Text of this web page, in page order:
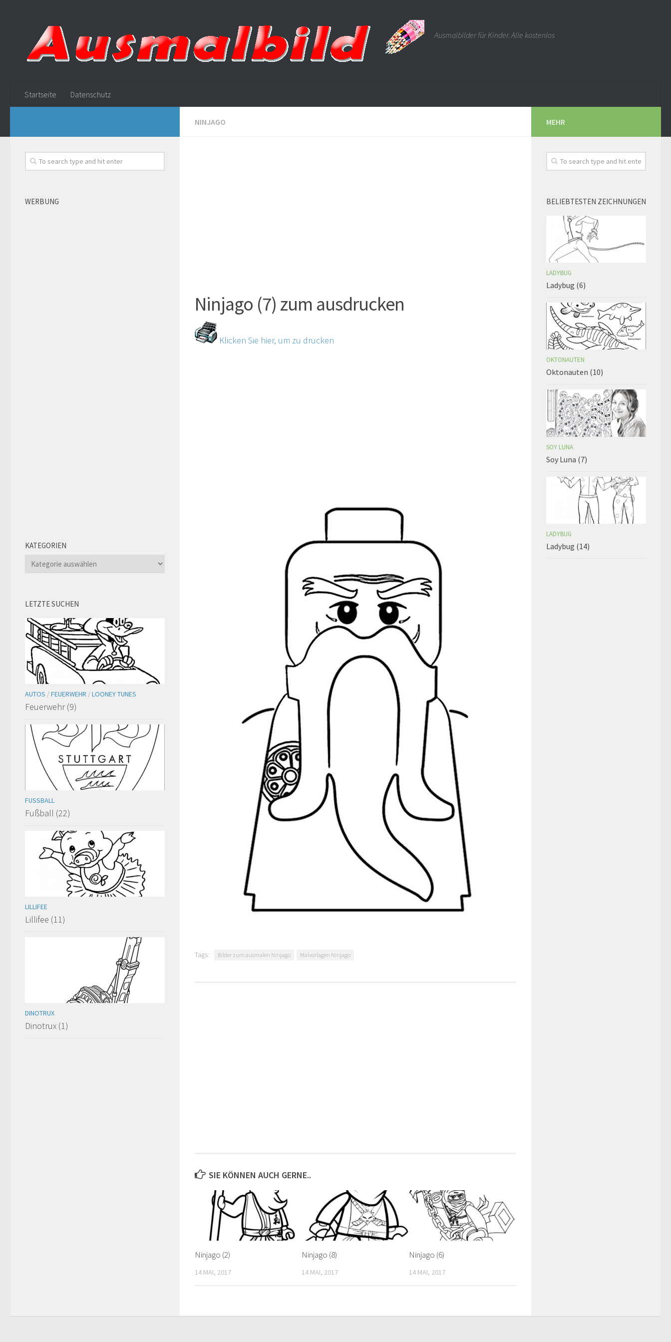
Ausmalbilder für Kinder. Alle kostenlos
Startseite Datenschutz
NINJAGO
Ninjago (7) zum ausdrucken
Klicken Sie hier, um zu drucken
Tags: Bilder zum ausmalen Ninjago Malvorlagen Ninjago
SIE KÖNNEN AUCH GERNE..
Ninjago (2)
14 MAI, 2017
Ninjago (8)
14 MAI, 2017
Ninjago (6)
14 MAI, 2017
WERBUNG
KATEGORIEN
Kategorien
LETZTE SUCHEN
AUTOS /FEUERWEHR /LOONEY TUNES
Feuerwehr (9)
FUSSBALL
Fußball (22)
LILLIFEE
Lillifee (11)
DINOTRUX
Dinotrux (1)
MEHR
BELIEBTESTEN ZEICHNUNGEN
LADYBUG
Ladybug (6)
OKTONAUTEN
Oktonauten (10)
SOY LUNA
Soy Luna (7)
LADYBUG
Ladybug (14)